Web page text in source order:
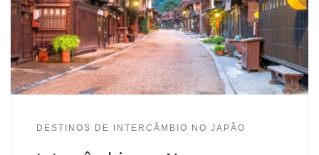
DESTINOS DE INTERCÂMBIO NO JAPÃO